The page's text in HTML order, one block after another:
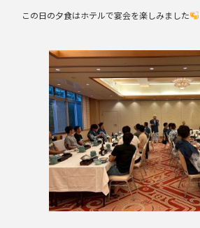
この日の夕食はホテルで宴会を楽しみました